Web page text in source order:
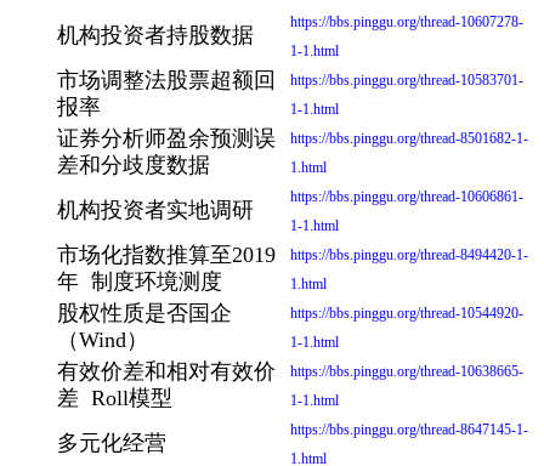
机构投资者持股数据
https://bbs.pinggu.org/thread-10607278-
1-1.html
市场调整法股票超额回
报率
https://bbs.pinggu.org/thread-10583701-
1-1.html
证券分析师盈余预测误
差和分歧度数据
https://bbs.pinggu.org/thread-8501682-1-
1.html
机构投资者实地调研
https://bbs.pinggu.org/thread-10606861-
1-1.html
市场化指数推算至2019
年 制度环境测度
https://bbs.pinggu.org/thread-8494420-1-
1.html
股权性质是否国企
（Wind）
https://bbs.pinggu.org/thread-10544920-
1-1.html
有效价差和相对有效价
差 Roll模型
https://bbs.pinggu.org/thread-10638665-
1-1.html
多元化经营
https://bbs.pinggu.org/thread-8647145-1-
1.html